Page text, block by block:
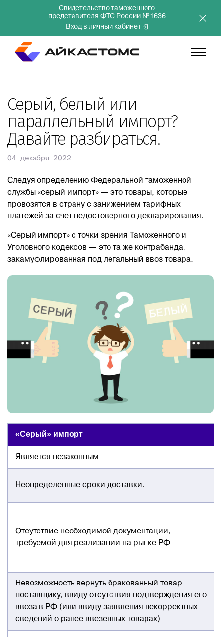
Свидетельство таможенного
представителя ФТС России №1636
Вход в личный кабинет
Услуги
Преимущества
Инвесторам
8 800 551 51 47
ЗАКАЗАТЬ ЗВОНОК
ПОДАТЬ ЗАЯВКУ
ВХОД
RU EN 中国
Серый, белый или
параллельный импорт?
Давайте разбираться.
04 декабря 2022
Следуя определению Федеральной таможенной
службы «серый импорт» — это товары, которые
провозятся в страну с занижением тарифных
платежей за счет недостоверного декларирования.
«Серый импорт» с точки зрения Таможенного и
Уголовного кодексов — это та же контрабанда,
закамуфлированная под легальный ввоз товара.
«Серый» импорт
Является незаконным
Неопределенные сроки доставки.
Отсутствие необходимой документации,
требуемой для реализации на рынке РФ
Невозможность вернуть бракованный товар
поставщику, ввиду отсутствия подтверждения его
ввоза в РФ (или ввиду заявления некорректных
сведений о ранее ввезенных товарах)